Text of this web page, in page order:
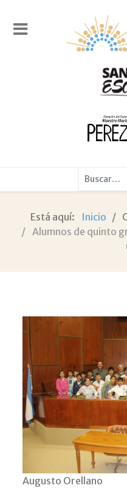
Buscar
Está aquí: Inicio
Alumnos de quinto
Augusto Orellano